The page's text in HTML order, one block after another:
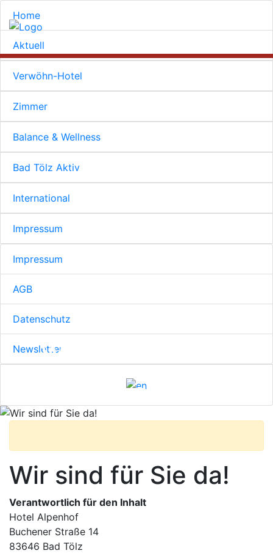
Home
Aktuell
Verwöhn-Hotel
Zimmer
Balance & Wellness
Bad Tölz Aktiv
International
Impressum
Impressum
AGB
Datenschutz
NewsletterWir sind für Sie
Wir sind für Sie da!
Verantwortlich für den Inhalt
Hotel Alpenhof
Buchener Straße 14
83646 Bad Tölz